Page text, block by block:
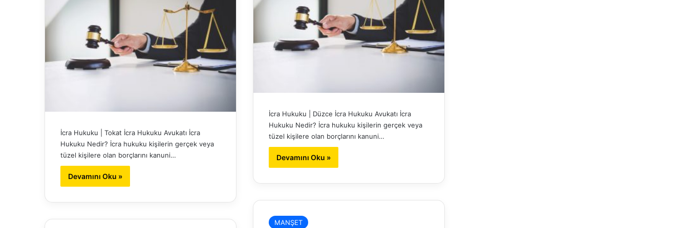
İcra Hukuku | Düzce İcra Hukuku Avukatı İcra
Hukuku Nedir? İcra hukuku kişilerin gerçek veya
tüzel kişilere olan borçlarını kanuni…
Devamını Oku »
İcra Hukuku | Tokat İcra Hukuku Avukatı İcra
Hukuku Nedir? İcra hukuku kişilerin gerçek veya
tüzel kişilere olan borçlarını kanuni…
Devamını Oku »
MANŞET